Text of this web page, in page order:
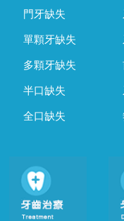
門牙缺失
單顆牙缺失
多顆牙缺失
半口缺失
全口缺失